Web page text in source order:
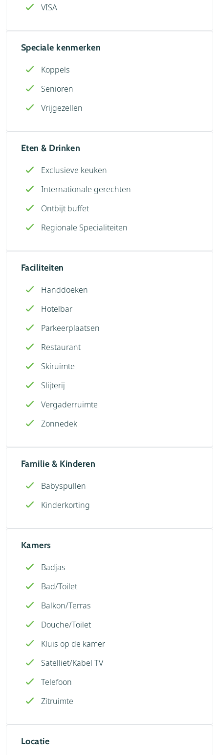
VISA
Speciale kenmerken
Koppels
Senioren
Vrijgezellen
Eten & Drinken
Exclusieve keuken
Internationale gerechten
Ontbijt buffet
Regionale Specialiteiten
Faciliteiten
Handdoeken
Hotelbar
Parkeerplaatsen
Restaurant
Skiruimte
Slijterij
Vergaderruimte
Zonnedek
Familie & Kinderen
Babyspullen
Kinderkorting
Kamers
Badjas
Bad/Toilet
Balkon/Terras
Douche/Toilet
Kluis op de kamer
Satelliet/Kabel TV
Telefoon
Zitruimte
Locatie